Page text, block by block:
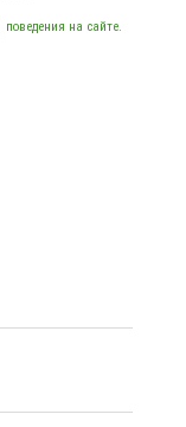
поведения на сайте.